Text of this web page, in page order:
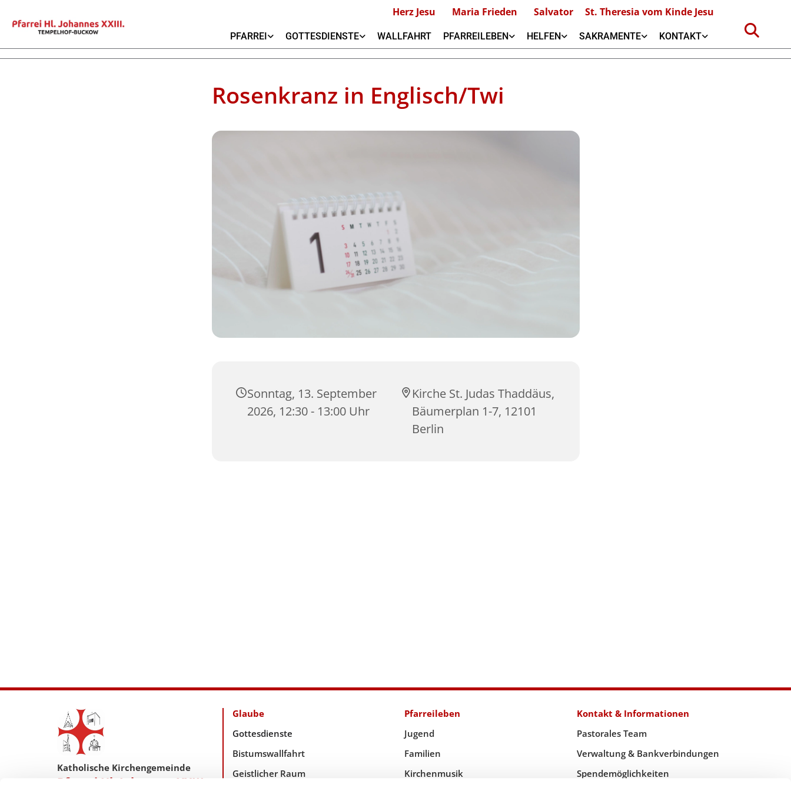
Herz Jesu Maria Frieden Salvator St. Theresia vom Kinde Jesu
PFARREI GOTTESDIENSTE WALLFAHRT PFARREILEBEN HELFEN SAKRAMENTE KONTAKT
Rosenkranz in Englisch/Twi
Sonntag, 13. September
2026, 12:30 - 13:00 Uhr
Kirche St. Judas Thaddäus,
Bäumerplan 1-7, 12101
Berlin
Katholische Kirchengemeinde
Pfarrei Hl. Johannes XXIII.
Glaube
Gottesdienste
Bistumswallfahrt
Geistlicher Raum
Pfarreileben
Jugend
Familien
Kirchenmusik
Kontakt & Informationen
Pastorales Team
Verwaltung & Bankverbindungen
Spendemöglichkeiten